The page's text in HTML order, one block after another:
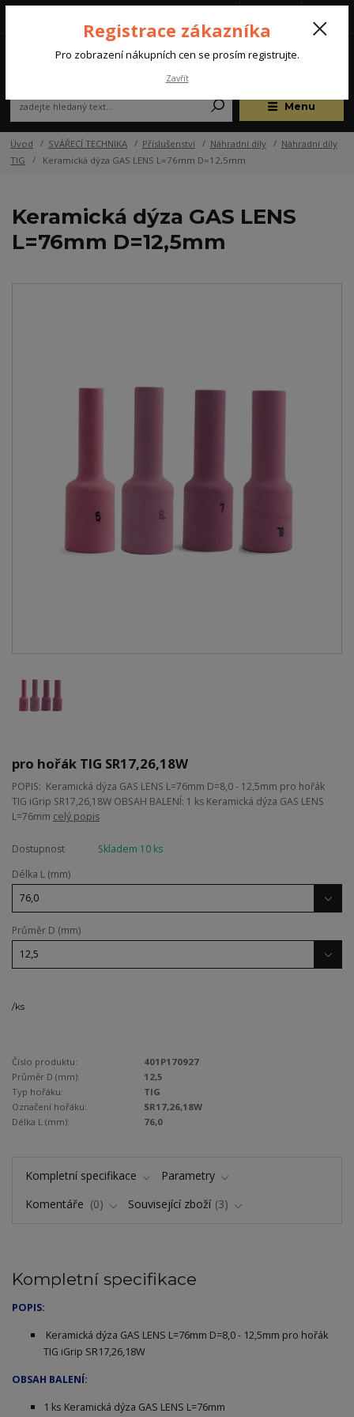
Menu
(Po-Pá, 07:00-15:30 hod.)
Úvod SVÁŘECÍ TECHNIKA Příslušenství Náhradní díly
Náhradní díly
TIG
Keramická dýza GAS LENS L=76mm D=12,5mm
Keramická dýza GAS LENS
L=76mm D=12,5mm
pro hořák TIG SR17,26,18W
POPIS: Keramická dýza GAS LENS L=76mm D=8,0 - 12,5mm pro hořák
TIG iGrip SR17,26,18W OBSAH BALENÍ: 1 ks Keramická dýza GAS LENS
L=76mm celý popis
Dostupnost
Skladem 10 ks
Délka L (mm)
Průměr D (mm)
/ks
Číslo produktu:
401P170927
Průměr D (mm):
12,5
Typ hořáku:
TIG
Označení hořáku:
SR17,26,18W
Délka L (mm):
76,0
Kompletní specifikace
Parametry
Komentáře
0 Související zboží 3
Kompletní specifikace
POPIS:
Keramická dýza GAS LENS L=76mm D=8,0 - 12,5mm pro hořák
TIG iGrip SR17,26,18W
OBSAH BALENÍ:
1 ks Keramická dýza GAS LENS L=76mm
Registrace zákazníka
Pro zobrazení nákupních cen se prosím registrujte.
Zavřít